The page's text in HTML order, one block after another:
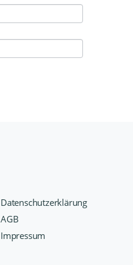
Datenschutzerklärung
AGB
Impressum